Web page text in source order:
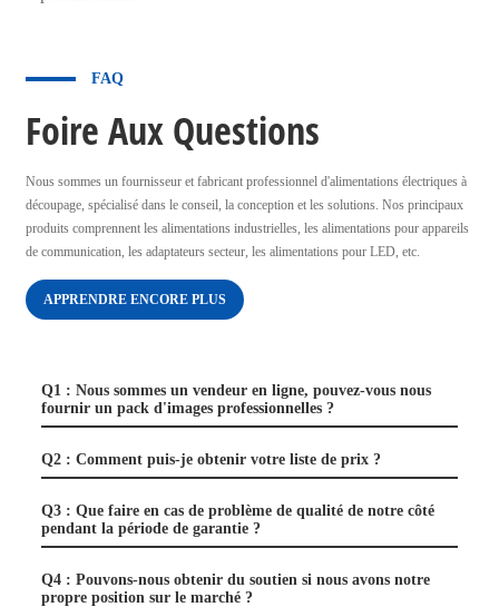
FAQ
Foire Aux Questions
Nous sommes un fournisseur et fabricant professionnel d'alimentations électriques à
découpage, spécialisé dans le conseil, la conception et les solutions. Nos principaux
produits comprennent les alimentations industrielles, les alimentations pour appareils
de communication, les adaptateurs secteur, les alimentations pour LED, etc.
APPRENDRE ENCORE PLUS
Q1 : Nous sommes un vendeur en ligne, pouvez-vous nous
fournir un pack d'images professionnelles ?
Q2 : Comment puis-je obtenir votre liste de prix ?
Q3 : Que faire en cas de problème de qualité de notre côté
pendant la période de garantie ?
Q4 : Pouvons-nous obtenir du soutien si nous avons notre
propre position sur le marché ?